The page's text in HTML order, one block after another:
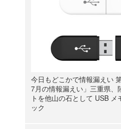
今日もどこかで情報漏えい
7月の情報漏えい」三重県、
トを他山の石として USB メ
ック